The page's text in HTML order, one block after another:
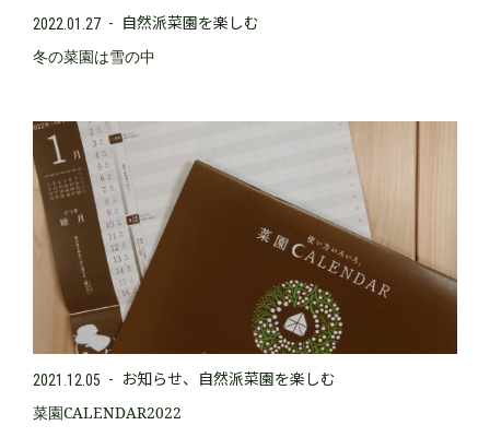
2022.01.27 自然派菜園を楽しむ
冬の菜園は雪の中
2021.12.05 お知らせ 自然派菜園を楽しむ
菜園CALENDAR2022